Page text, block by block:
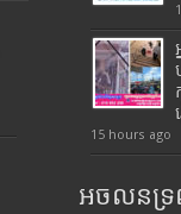
15 hours ago
អចលនទ្រ